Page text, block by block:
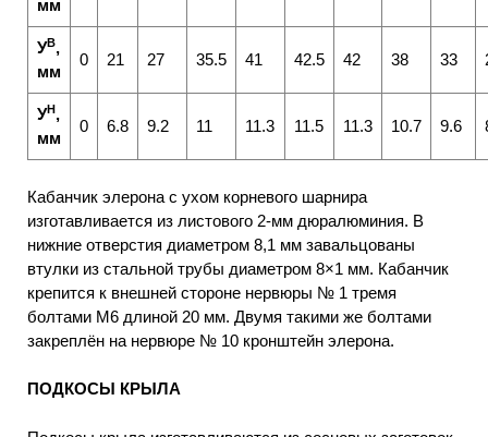
мм
УВ,
мм
0 21 27 35.5 41 42.5 42 38 33
УН,
мм
0 6.8 9.2 11 11.3 11.5 11.3 10.7 9.6
Кабанчик элерона с ухом корневого шарнира
изготавливается из листового 2-мм дюралюминия. В
нижние отверстия диаметром 8,1 мм завальцованы
втулки из стальной трубы диаметром 8×1 мм. Кабанчик
крепится к внешней стороне нервюры № 1 тремя
болтами М6 длиной 20 мм. Двумя такими же болтами
закреплён на нервюре № 10 кронштейн элерона.
ПОДКОСЫ КРЫЛА